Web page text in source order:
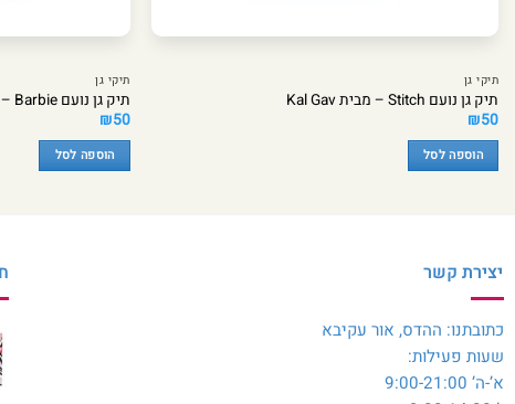
תיקי גן
תיק גן נועם Stitch – מבית Kal Gav
₪50
הוספה לסל
תיקי גן
תיק גן נועם Barbie – מבית Kal Gav
₪50
הוספה לסל
יצירת קשר
כתובתנו: ההדס, אור עקיבא
שעות פעילות:
א’-ה’ 9:00-21:00